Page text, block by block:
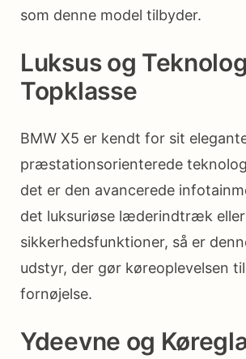
som denne model tilbyder.
Luksus og
Topklasse
BMW X5 er kendt for sit
præstationsorienterede
det er den avancerede
det luksuriøse læderindtræk
sikkerhedsfunktioner, så er
udstyr, der gør køreoplevelsen
fornøjelse.
Ydeevne og